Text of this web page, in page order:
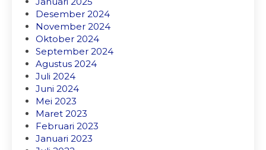
Desember 2024
November 2024
Oktober 2024
September 2024
Agustus 2024
Juli 2024
Juni 2024
Mei 2023
Maret 2023
Februari 2023
Januari 2023